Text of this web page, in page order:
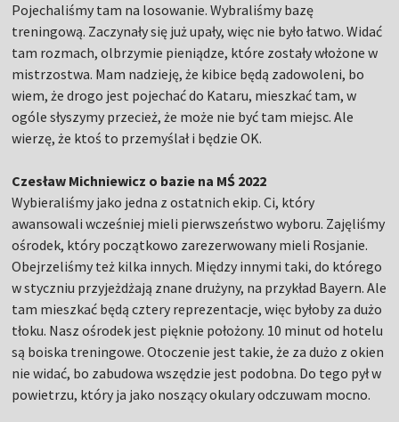
Pojechaliśmy tam na losowanie. Wybraliśmy bazę
treningową. Zaczynały się już upały, więc nie było łatwo. Widać
tam rozmach, olbrzymie pieniądze, które zostały włożone w
mistrzostwa. Mam nadzieję, że kibice będą zadowoleni, bo
wiem, że drogo jest pojechać do Kataru, mieszkać tam, w
ogóle słyszymy przecież, że może nie być tam miejsc. Ale
wierzę, że ktoś to przemyślał i będzie OK.
Czesław Michniewicz o bazie na MŚ 2022
Wybieraliśmy jako jedna z ostatnich ekip. Ci, który
awansowali wcześniej mieli pierwszeństwo wyboru. Zajęliśmy
ośrodek, który początkowo zarezerwowany mieli Rosjanie.
Obejrzeliśmy też kilka innych. Między innymi taki, do którego
w styczniu przyjeżdżają znane drużyny, na przykład Bayern. Ale
tam mieszkać będą cztery reprezentacje, więc byłoby za dużo
tłoku. Nasz ośrodek jest pięknie położony. 10 minut od hotelu
są boiska treningowe. Otoczenie jest takie, że za dużo z okien
nie widać, bo zabudowa wszędzie jest podobna. Do tego pył w
powietrzu, który ja jako noszący okulary odczuwam mocno.